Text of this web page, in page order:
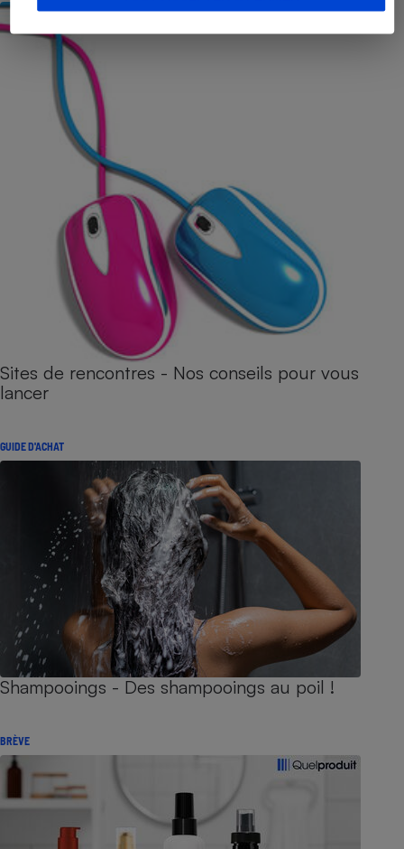
Sites de rencontres - Nos conseils pour vous
lancer
GUIDE D'ACHAT
Shampooings - Des shampooings au poil !
BRÈVE